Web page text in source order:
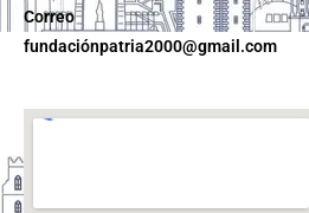
Correo
fundaciónpatria2000@gmail.com